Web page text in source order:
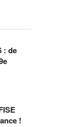
: de
!